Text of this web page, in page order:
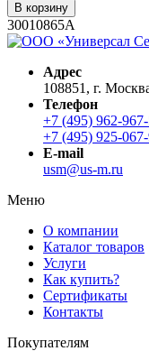
В корзину
30010865A
Адрес
108851, г.
Телефон
+7 (495) 962-
+7 (495) 925-
E-mail
usm@us-m.ru
Меню
О компании
Каталог товаров
Услуги
Как купить?
Сертификаты
Контакты
Покупателям